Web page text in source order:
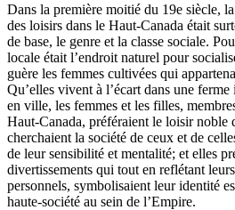
Dans la première moitié du 19e siècle,
des loisirs dans le Haut-Canada était
de base, le genre et la classe sociale.
locale était l’endroit naturel pour
guère les femmes cultivées qui
Qu’elles vivent à l’écart dans une
en ville, les femmes et les filles,
Haut-Canada, préféraient le loisir noble
cherchaient la société de ceux et de
de leur sensibilité et mentalité; et elles
divertissements qui tout en reflétant
personnels, symbolisaient leur identité
haute-société au sein de l’Empire.